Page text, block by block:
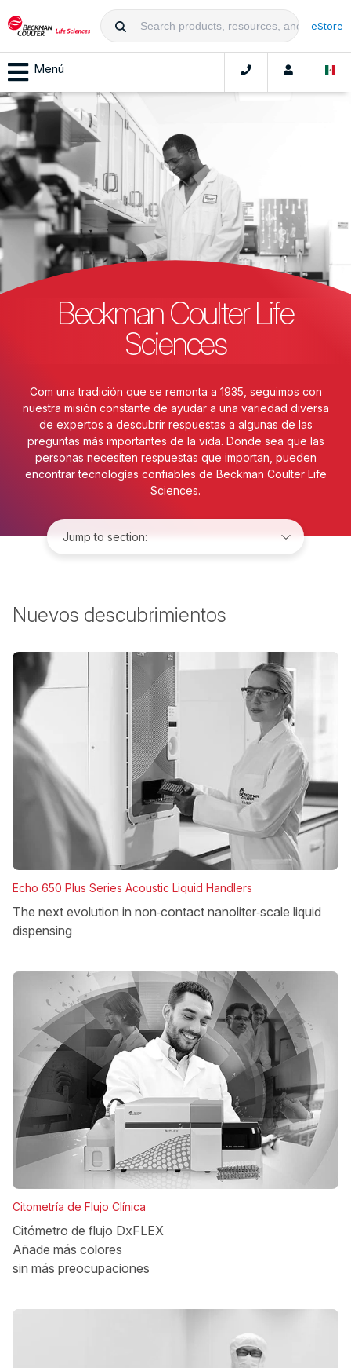
eStore
Menú
Beckman Coulter Life
Sciences
Com una tradición que se remonta a 1935, seguimos con
nuestra misión constante de ayudar a una variedad diversa
de expertos a descubrir respuestas a algunas de las
preguntas más importantes de la vida. Donde sea que las
personas necesiten respuestas que importan, pueden
encontrar tecnologías confiables de Beckman Coulter Life
Sciences.
Nuevos descubrimientos
Echo 650 Plus Series Acoustic Liquid Handlers
The next evolution in non‑contact nanoliter‑scale liquid
dispensing
Citometría de Flujo Clínica
Citómetro de flujo DxFLEX
Añade más colores
sin más preocupaciones